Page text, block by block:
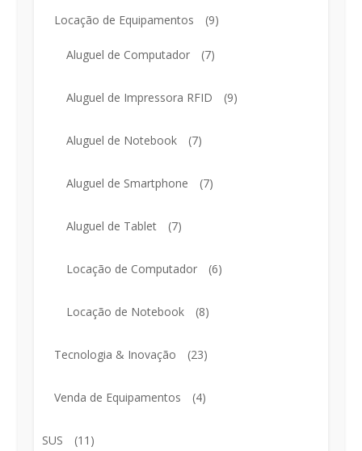
Locação de Equipamentos (9)
Aluguel de Computador (7)
Aluguel de Impressora RFID (9)
Aluguel de Notebook (7)
Aluguel de Smartphone (7)
Aluguel de Tablet (7)
Locação de Computador (6)
Locação de Notebook (8)
Tecnologia & Inovação (23)
Venda de Equipamentos (4)
SUS (11)